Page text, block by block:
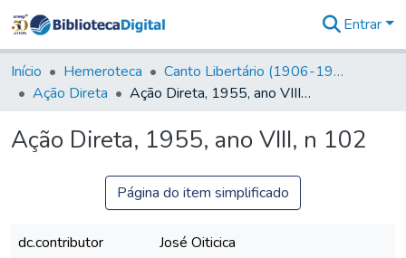
&
Coleções
Tudo na
Digital
Entrar
Início Hemeroteca
Canto Libertário (1906-1995)
Ação Direta
Ação Direta, 1955, ano VIII, n 102
Ação Direta, 1955, ano VIII, n 102
Página do item simplificado
dc.contributor
José Oiticica